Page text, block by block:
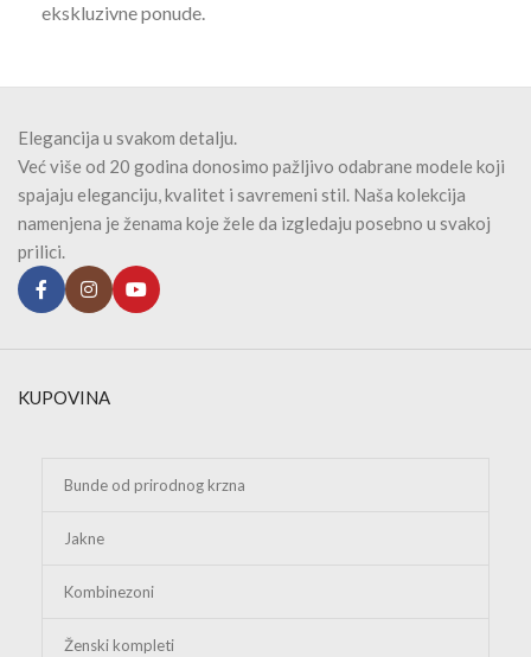
ekskluzivne ponude.
Elegancija u svakom detalju.
Već više od 20 godina donosimo pažljivo odabrane modele koji
spajaju eleganciju, kvalitet i savremeni stil. Naša kolekcija
namenjena je ženama koje žele da izgledaju posebno u svakoj
prilici.
KUPOVINA
Bunde od prirodnog krzna
Jakne
Kombinezoni
Ženski kompleti